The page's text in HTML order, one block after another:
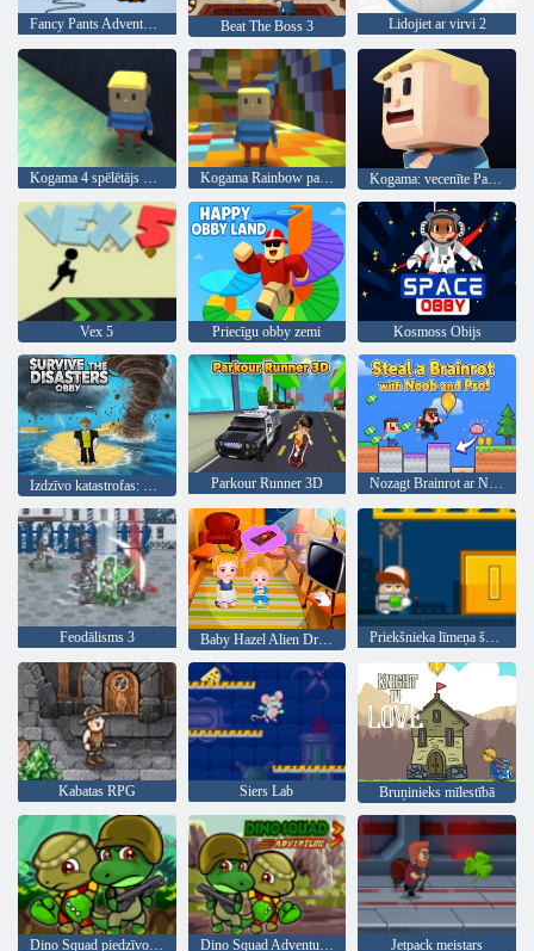
Fancy Pants Adventure: World 3 Beat The Boss 3 Lidojiet ar virvi 2
Kogama 4 spēlētājs parkour Kogama Rainbow parks Kogama: vecenīte Parkour
Vex 5 Priecīgu obby zemi Kosmoss Obijs
Parkour Runner 3D Nozagt Brainrot ar Noob un Pro!
Feodālisms 3 Baby Hazel Alien Draugs Priekšnieka līmeņa šāviens
Kabatas RPG Siers Lab Bruņinieks mīlestībā
Dino Squad piedzīvojums Dino Squad Adventure 3 Jetpack meistars